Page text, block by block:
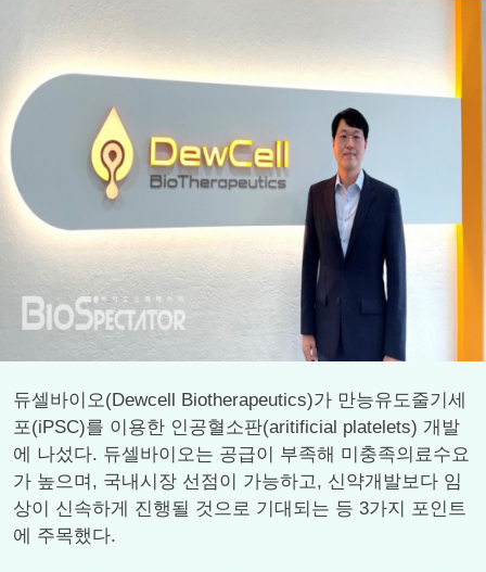
듀셀바이오(Dewcell Biotherapeutics)가 만능유도줄기세
포(iPSC)를 이용한 인공혈소판(aritificial platelets) 개발
에 나섰다. 듀셀바이오는 공급이 부족해 미충족의료수요
가 높으며, 국내시장 선점이 가능하고, 신약개발보다 임
상이 신속하게 진행될 것으로 기대되는 등 3가지 포인트
에 주목했다.